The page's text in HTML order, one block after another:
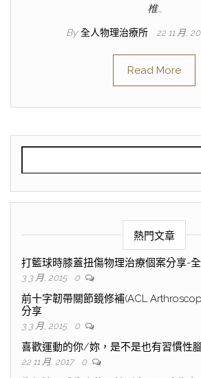
椎…
By 全人物理治療所 22 11 月,
Read More
熱門文章
打籃球時膝蓋扭傷物理治療個案分享-
3 3 月, 2015 0
前十字韌帶關節鏡修補(ACL
分享
3 3 月, 2015 0
喜歡運動的你/妳，是不是也有習慣性
22 11 月, 2017 0